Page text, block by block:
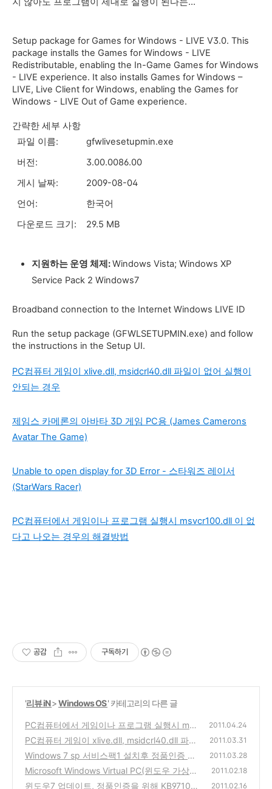
Setup package for Games for Windows - LIVE V3.0. This
package installs the Games for Windows - LIVE
Redistributable, enabling the In-Game Games for Windows
- LIVE experience. It also installs Games for Windows –
LIVE, Live Client for Windows, enabling the Games for
Windows - LIVE Out of Game experience.
간략한 세부 사항
파일 이름:
gfwlivesetupmin.exe
버전:
3.00.0086.00
게시 날짜:
2009-08-04
언어:
한국어
다운로드 크기:
29.5 MB
지원하는 운영 체제:Windows Vista; Windows XP
Service Pack 2 Windows7
Broadband connection to the Internet Windows LIVE ID
Run the setup package (GFWLSETUPMIN.exe) and follow
the instructions in the Setup UI.
PC컴퓨터 게임이 xlive.dll, msidcrl40.dll 파일이 없어 실행이
안되는 경우
제임스 카메론의 아바타 3D 게임 PC용 (James Camerons
Avatar The Game)
Unable to open display for 3D Error - 스타워즈 레이서
(StarWars Racer)
PC컴퓨터에서 게임이나 프로그램 실행시 msvcr100.dll 이 없
다고 나오는 경우의 해결방법
공감 구독하기
'리뷰 iN>Windows OS' 카테고리의 다른 글
PC컴퓨터에서 게임이나 프로그램 실행시 msv
cr100.dll 이 없다고 나오는 경우의 해결방법
(0)
2011.04.24
PC컴퓨터 게임이 xlive.dll, msidcrl40.dll 파일
이 없어 실행이 안되는 경우
(8)
2011.03.31
Windows 7 sp 서비스팩1 설치후 정품인증 풀
림 현상 해결방법
(6)
2011.03.28
Microsoft Windows Virtual PC(윈도우 가상
컴퓨터)를 설치하는 방법
(11)
2011.02.18
윈도우7 업데이트, 정품인증을 위해 KB97103
2011.02.16